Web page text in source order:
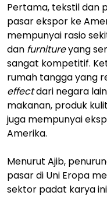
Pertama, tekstil dan
pasar ekspor ke
mempunyai rasio
dan furnitureyang
sangat kompetitif.
rumah tangga yang
effectdari negara
makanan, produk
juga mempunyai
Amerika.
Menurut Ajib,
pasar di Uni Eropa
sektor padat karya